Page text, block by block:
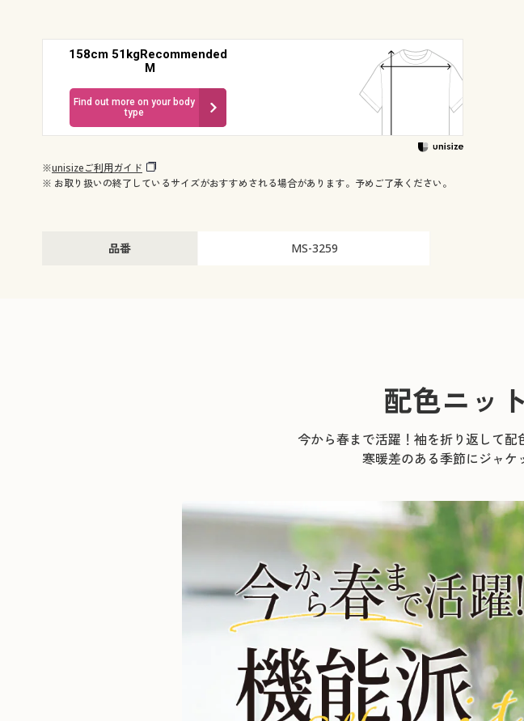
158cm 51kgRecommended
M
Find out more on your body
type
※unisizeご利用ガイド
※ お取り扱いの終了しているサイズがおすすめされる場合があります。予めご了承ください。
品番 MS-3259
配色ニッ
今から春まで活躍！袖を折り返して配
寒暖差のある季節にジャケ